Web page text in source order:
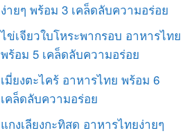
ง่ายๆ พร้อม 3 เคล็ดลับความอร่อย
ไข่เจียวใบโหระพากรอบ อาหารไทย
พร้อม 5 เคล็ดลับความอร่อย
เมี่ยงตะไคร้ อาหารไทย พร้อม 6
เคล็ดลับความอร่อย
แกงเลียงกะทิสด อาหารไทยง่ายๆ